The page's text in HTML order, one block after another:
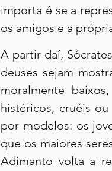
importa é se a
os amigos e a
A partir daí,
deuses sejam
moralmente
histéricos, cruéis
por modelos: os
que os maiores
Adimanto volta a